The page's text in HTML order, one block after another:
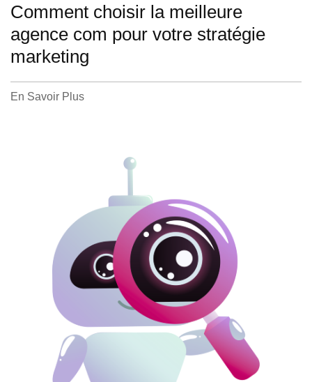
Comment choisir la meilleure
agence com pour votre stratégie
marketing
En Savoir Plus